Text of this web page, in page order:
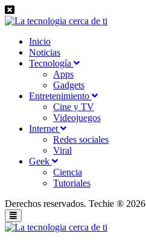
Inicio
Noticias
Tecnología
Apps
Gadgets
Entretenimiento
Cine y TV
Videojuegos
Internet
Redes sociales
Viral
Geek
Ciencia
Tutoriales
Derechos reservados. Techie ® 2026